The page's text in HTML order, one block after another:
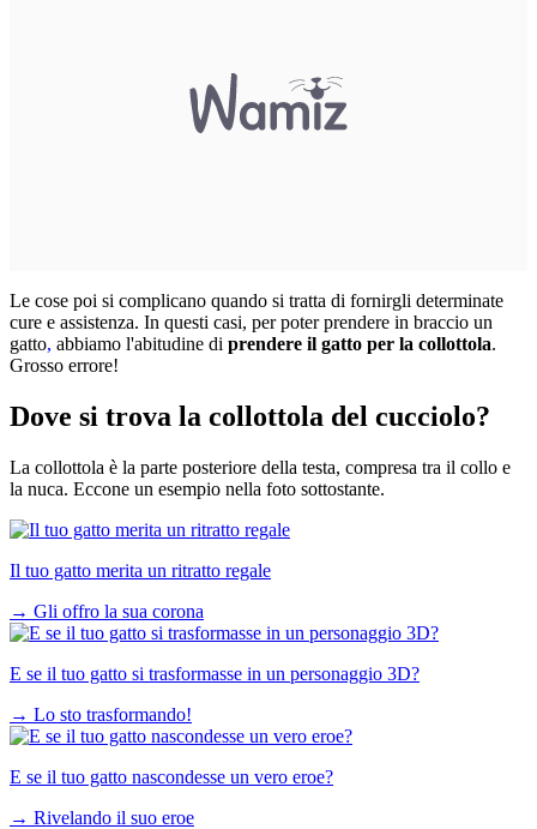
Le cose poi si complicano quando si tratta di fornirgli determinate
cure e assistenza. In questi casi, perpoter prendere in braccio un
gatto, abbiamo l'abitudine di prendere il gatto per la collottola.
Grosso errore!
Dove si trova la collottola del cucciolo?
La collottola è la parte posteriore della testa, compresa tra il collo e
la nuca. Eccone un esempio nella foto sottostante.
Il tuo gatto merita un ritratto regale
→ Gli offro la sua corona
E se il tuo gatto si trasformasse in un personaggio 3D?
→ Lo sto trasformando!
E se il tuo gatto nascondesse un vero eroe?
→ Rivelando il suo eroe